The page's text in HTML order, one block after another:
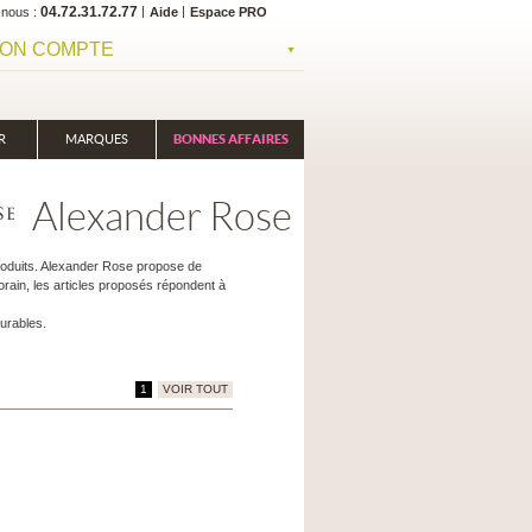
04.72.31.72.77 Aide Espace PRO
COMPTE
MARQUES BONNES AFFAIRES
Alexander Rose
Alexander Rose propose de
les articles proposés répondent à
1 VOIR TOUT